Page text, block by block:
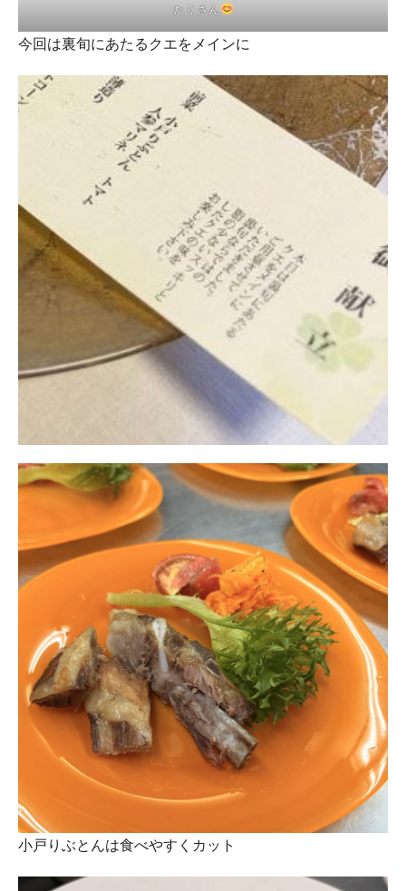
たくさん
今回は裏旬にあたるクエをメインに
小戸りぶとんは食べやすくカット